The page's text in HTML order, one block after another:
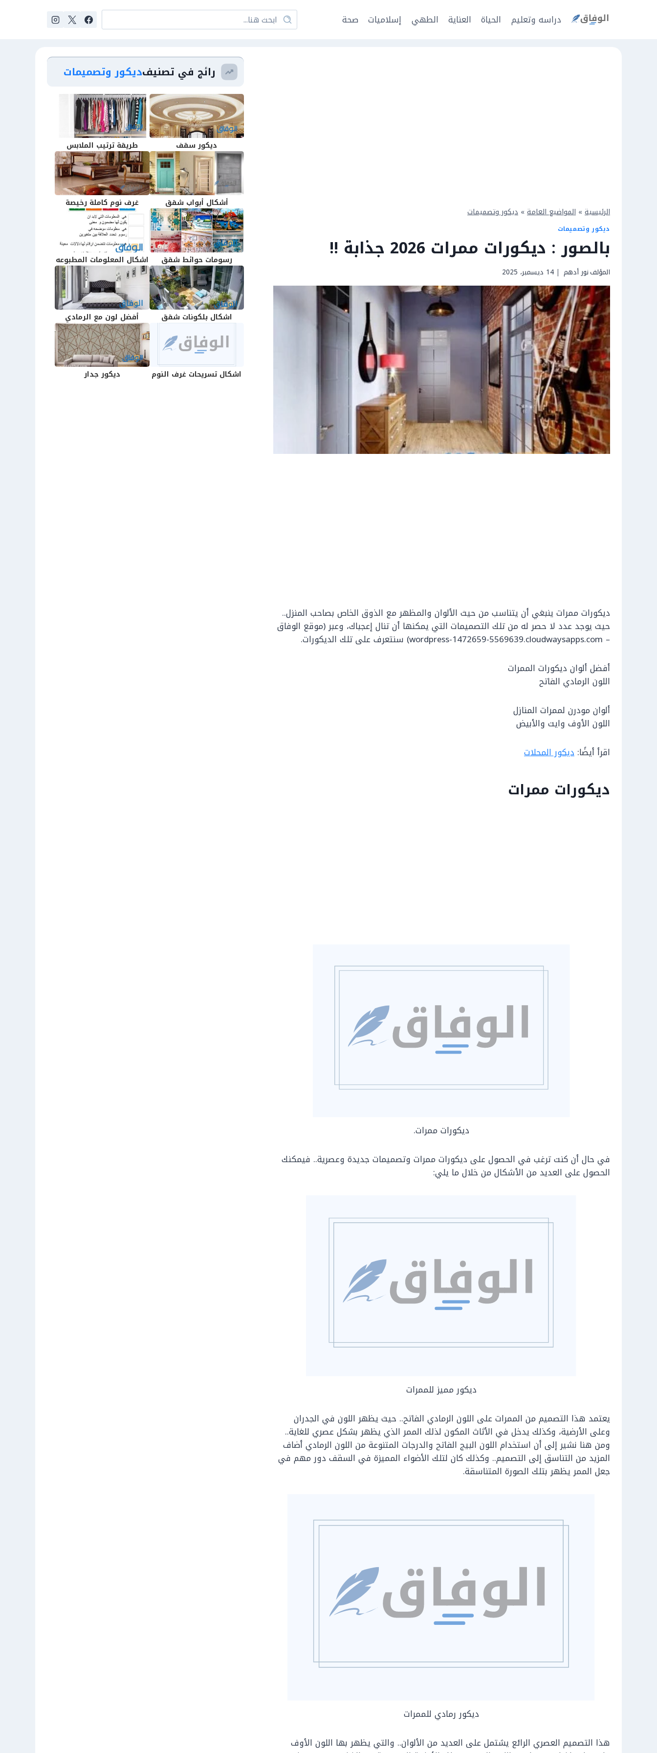
دراسه وتعليم الحياة العناية الطهي إسلاميات صحة
الرئيسية » المواضيع العامة » ديكور وتصميمات
ديكور وتصميمات
بالصور : ديكورات ممرات 2026 جذابة !!
المؤلفنور أدهم 14 ديسمبر، 2025
ديكورات ممرات ينبغي أن يتناسب من حيث الألوان والمظهر مع الذوق الخاص بصاحب المنزل..
حيث يوجد عدد لا حصر له من تلك التصميمات التي يمكنها أن تنال إعجباك، وعبر (موقع الوفاق
– wordpress-1472659-5569639.cloudwaysapps.com) سنتعرف على تلك الديكورات.
أفضل ألوان ديكورات الممرات
اللون الرمادي الفاتح
ألوان مودرن لممرات المنازل
اللون الأوف وايت والأبيض
اقرأ أيضًا: ديكور المحلات
ديكورات ممرات
ديكورات ممرات.
في حال أن كنت ترغب في الحصول على ديكورات ممرات وتصميمات جديدة وعصرية.. فيمكنك
الحصول على العديد من الأشكال من خلال ما يلي:
ديكور مميز للممرات
يعتمد هذا التصميم من الممرات على اللون الرمادي الفاتح.. حيث يظهر اللون في الجدران
وعلى الأرضية، وكذلك يدخل في الأثاث المكون لذلك الممر الذي يظهر بشكل عصري للغاية..
ومن هنا نشير إلى أن استخدام اللون البيج الفاتح والدرجات المتنوعة من اللون الرمادي أضاف
المزيد من التناسق إلى التصميم.. وكذلك كان لتلك الأضواء المميزة في السقف دور مهم في
جعل الممر يظهر بتلك الصورة المتناسقة.
ديكور رمادي للممرات
هذا التصميم العصري الرائع يشتمل على العديد من الألوان.. والتي يظهر بها اللون الأوف
رائج في تصنيفديكور وتصميمات
ديكور سقف طريقة ترتيب الملابس
أشكال أبواب شقق غرف نوم كاملة رخيصة
رسومات حوائط شقق اشكال المعلومات المطبوعه
اشكال بلكونات شقق أفضل لون مع الرمادي
اشكال تسريحات غرف النوم ديكور جدار